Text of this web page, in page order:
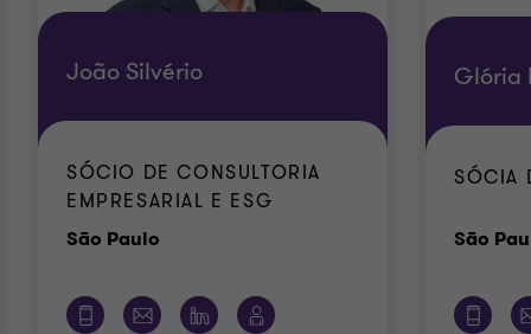
João Silvério
SÓCIO DE CONSULTORIA
EMPRESARIAL E ESG
São Paulo
Glória
SÓCIA
São